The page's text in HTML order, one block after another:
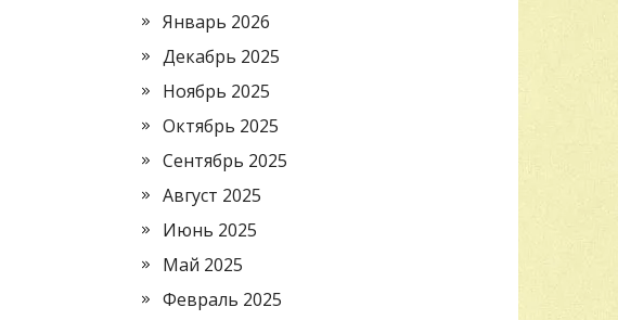
Январь 2026
Декабрь 2025
Ноябрь 2025
Октябрь 2025
Сентябрь 2025
Август 2025
Июнь 2025
Май 2025
Февраль 2025